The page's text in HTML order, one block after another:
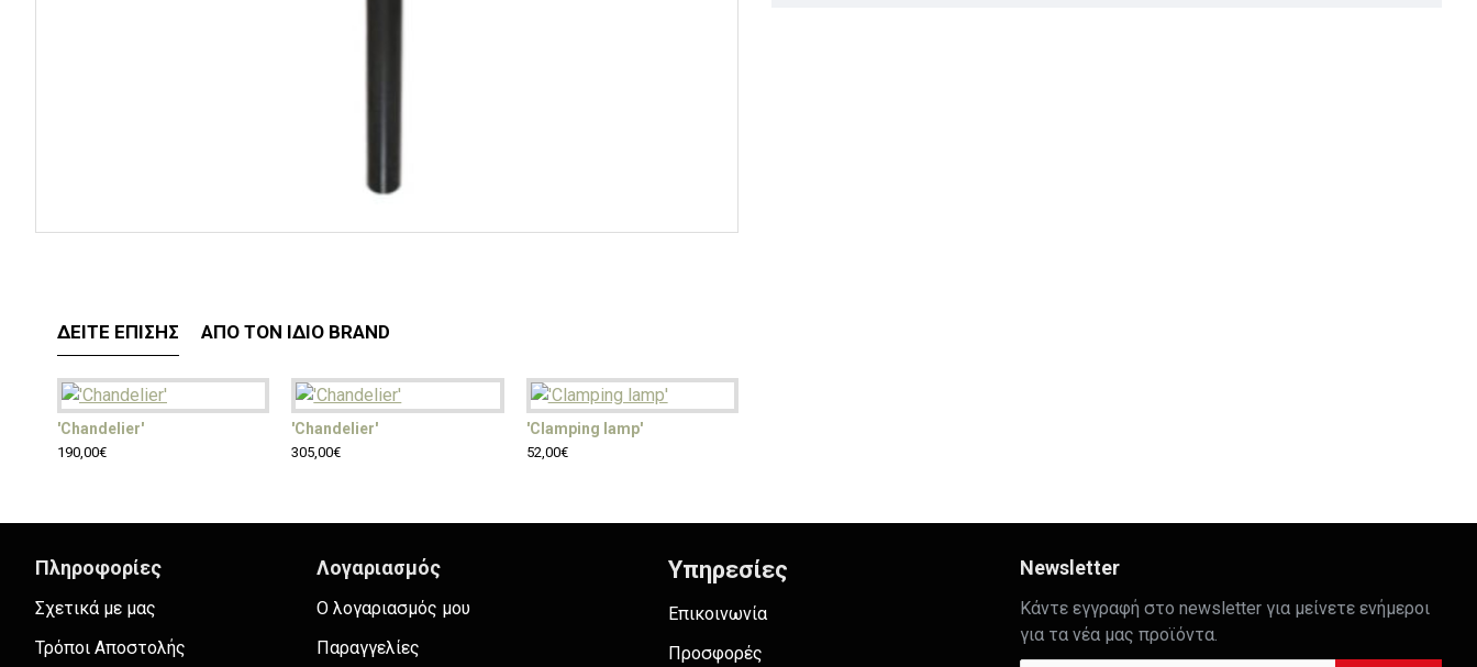
ΔΕΊΤΕ ΕΠΊΣΗΣ ΑΠΌ ΤΟΝ ΊΔΙΟ BRAND
'Chandelier'
190,00€
'Chandelier'
305,00€
'Clamping lamp'
52,00€
Πληροφορίες
Σχετικά με μας
Τρόποι Αποστολής
Λογαριασμός
Ο λογαριασμός μου
Παραγγελίες
Υπηρεσίες
Επικοινωνία
Προσφορές
Newsletter
Κάντε εγγραφή στο newsletter για μείνετε ενήμεροι
για τα νέα μας προϊόντα.